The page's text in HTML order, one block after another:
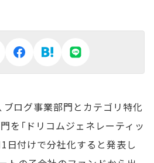
ログ事業部門とカテゴリ特化
を「ドリコムジェネレーティッ
日付けで分社化すると発表し